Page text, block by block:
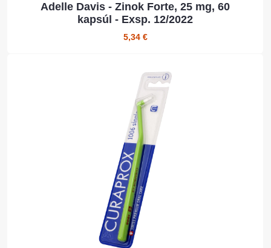
Adelle Davis - Zinok Forte, 25 mg, 60
kapsúl - Exsp. 12/2022
5,34 €